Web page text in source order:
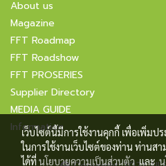
About us
Magazine
FFT Roadmap
FFT Roadshow
FFT PROSERIES
Supplier Directory
MEDIA GUIDE
Information
เว็บไซต์นี้มีการใช้งานคุกกี้ เพื่อเพิ่ม
ในการใช้งานเว็บไซต์ของท่าน ท่านส
ได้ที่นโยบายความเป็นส่วนตัวและ